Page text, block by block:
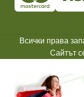
Всички права
Сайтът